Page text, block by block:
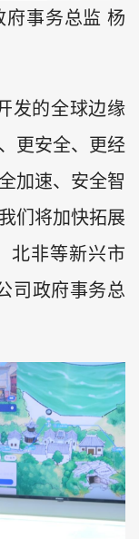
府事务总监 杨
发的全球边缘
更安全、更经
加速、安全智
们将加快拓展
北非等新兴市
司政府事务总